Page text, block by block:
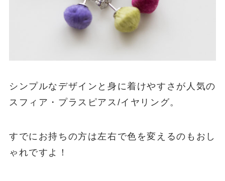
シンプルなデザインと身に着けやすさが人気の
スフィア・プラスピアス/イヤリング。
すでにお持ちの方は左右で色を変えるのもおし
ゃれですよ！